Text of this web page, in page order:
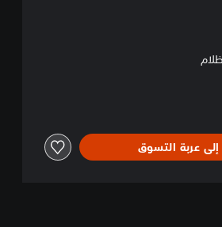
عربة التسوق